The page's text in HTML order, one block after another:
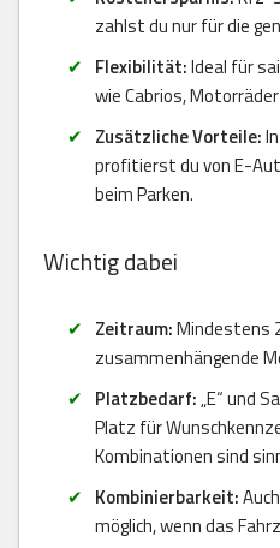
zahlst du nur für die
Flexibilität:Ideal für
wie Cabrios,
Zusätzliche Vorteile:
profitierst du von E-
beim Parken.
Wichtig dabei
Zeitraum:Mindestens
zusammenhängende
Platzbedarf:„E“ und
Platz für
Kombinationen sind
Kombinierbarkeit:
möglich, wenn das